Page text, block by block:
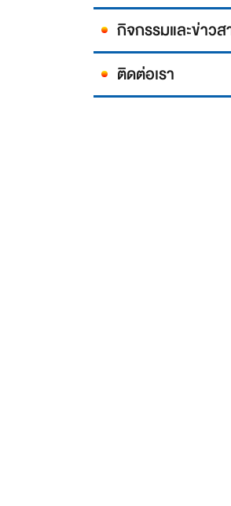
กิจกรรมและข่าวส
ติดต่อเรา